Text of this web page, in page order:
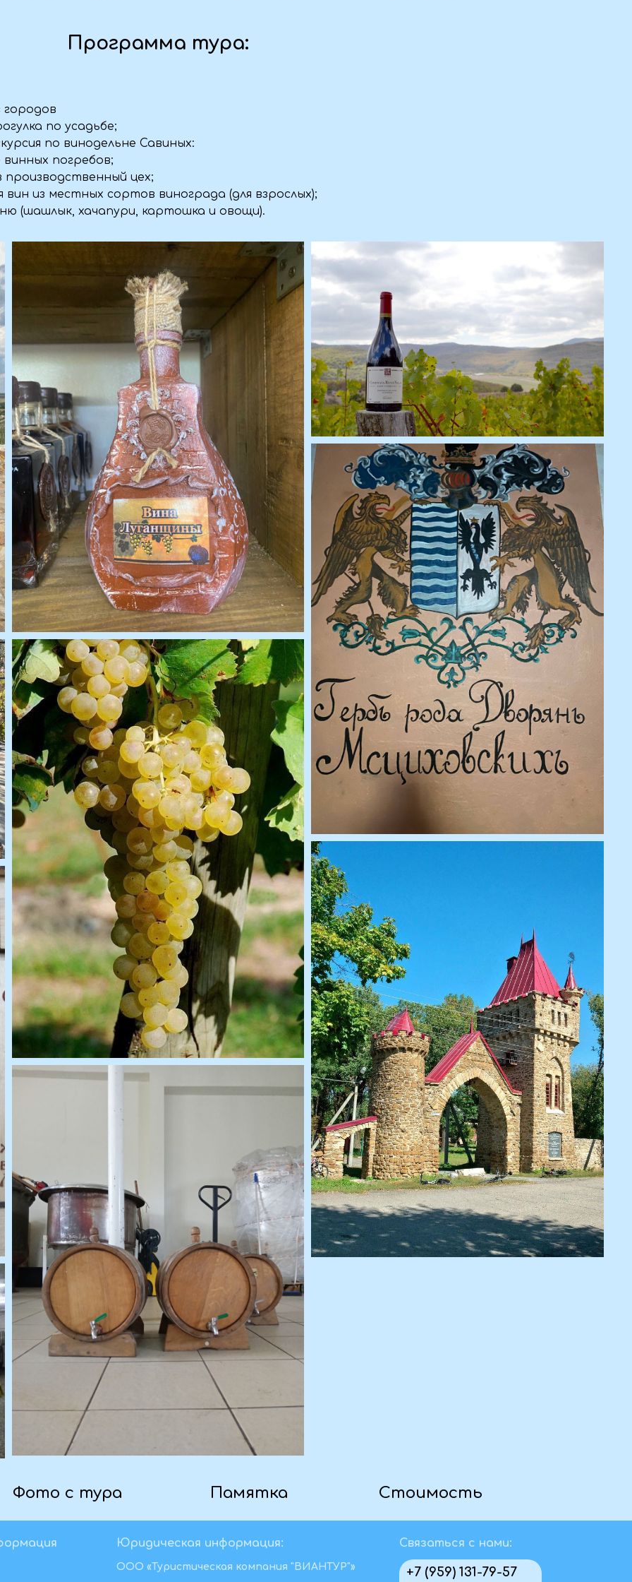
погребов;
цех;
местных сортов винограда (для взрослых);
хачапури, картошка и овощи).
Памятка
брюки
или сандалии, чтобы легко передвигаться по
или кепка защитят от солнца.
понадобиться в путешествии:
цех.
сортов винограда (для взрослых);
картошка и овощи)
Памятка
с тура
Юридическая информация:
ООО «Туристическая компания "ВИАНТУР"»
Связаться с нами:
+7 (959) 131-79-57